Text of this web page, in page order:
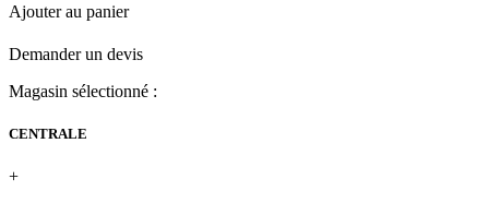
Ajouter au panier
Demander un devis
Magasin sélectionné :
CENTRALE
+